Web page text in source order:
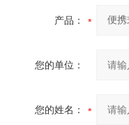
产品：
您的单位：
您的姓名：